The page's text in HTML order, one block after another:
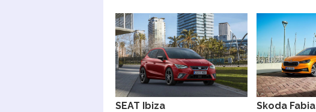
SEAT Ibiza Skoda Fabia